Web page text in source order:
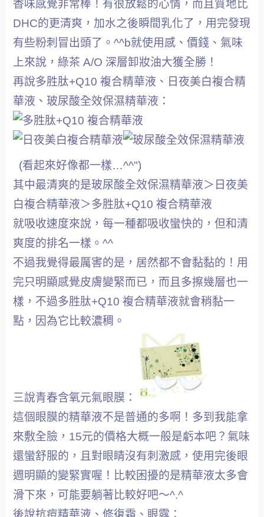
香味感覺非常棒！有很放鬆的心情，而且質地比
DHC的更清爽，加水之後瞬間乳化了，用完發現
有些粉刺冒出頭了。^^b就使用感、價錢、氣味
上來說，綠茶 A/O 深層卸妝油大獲全勝！
再說多胜肽+Q10 複合精華液、日夜美白複合精
華液、玻尿酸全效保濕精華液：
(看起來好像都一樣…^^")
其中最清爽的是玻尿酸全效保濕精華液＞日夜美
白複合精華液＞多胜肽+Q10 複合精華液
就吸收速度來說，每一種都吸收蠻快的，但和清
爽度的排名一樣。^^
不過我覺得最厲害的是，居然都不會黏黏的！用
完只明顯感覺皮膚變緊而已，而且多擦幾層也一
樣，不過多胜肽+Q10 複合精華液就會稍黏一
點，因為它比較濃稠。
三說青春含氧元氣眼膜：
這個眼膜的精華液不是普通的多啊！多到我能拿
來敷全臉，15元的價格大概一般是虧本吧？氣味
還蠻舒服的，且對眼睛沒有刺激感，使用完後眼
週明顯的變緊實喔！比較困擾的是精華液太多會
滑下來，可能要躺著比較好吧～^.^
後說抗痘精華液、修復霜、眼露：